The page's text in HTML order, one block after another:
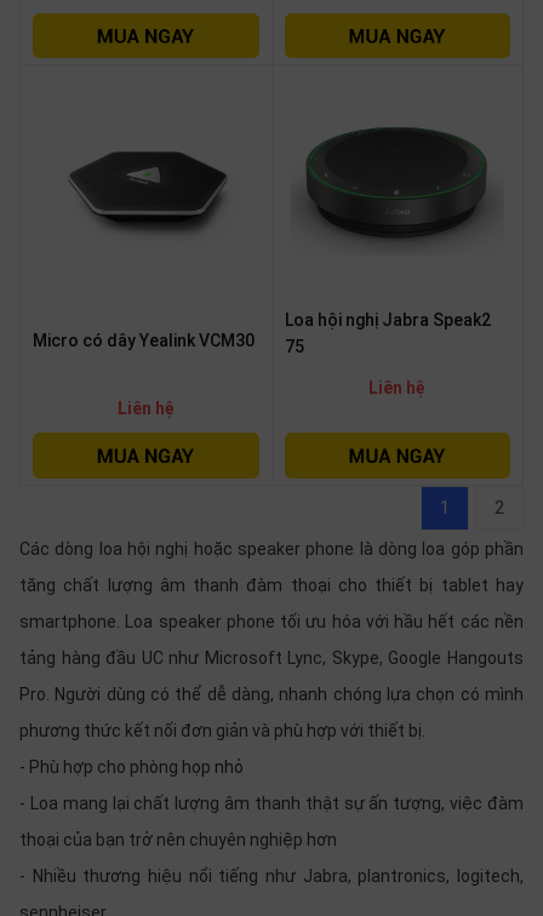
Micro có dây Yealink VCM30
Liên hệ
Loa hội nghị Jabra Speak2
75
Liên hệ
1 2
Các dòng loa hội nghị hoặc speaker phone là dòng loa góp phần
tăng chất lượng âm thanh đàm thoại cho thiết bị tablet hay
smartphone. Loa speaker phone tối ưu hóa với hầu hết các nền
tảng hàng đầu UC như Microsoft Lync, Skype, Google Hangouts
Pro. Người dùng có thể dễ dàng, nhanh chóng lựa chọn có mình
phương thức kết nối đơn giản và phù hợp với thiết bị.
- Phù hợp cho phòng họp nhỏ
- Loa mang lại chất lượng âm thanh thật sự ấn tượng, việc đàm
thoại của bạn trở nên chuyên nghiệp hơn
- Nhiều thương hiệu nổi tiếng như Jabra, plantronics, logitech,
sennheiser